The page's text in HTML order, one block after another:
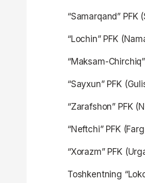
“Samarqand” PFK
“Lochin” PFK
“Maksam-
“Sayxun” PFK
“Zarafshon” PFK
“Neftchi” PFK
“Xorazm” PFK
Toshkentning